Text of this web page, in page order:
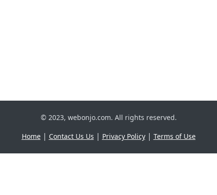
© 2023, webonjo.com. All rights reserved.
Home| Contact Us Us | Privacy Policy| Terms of Use